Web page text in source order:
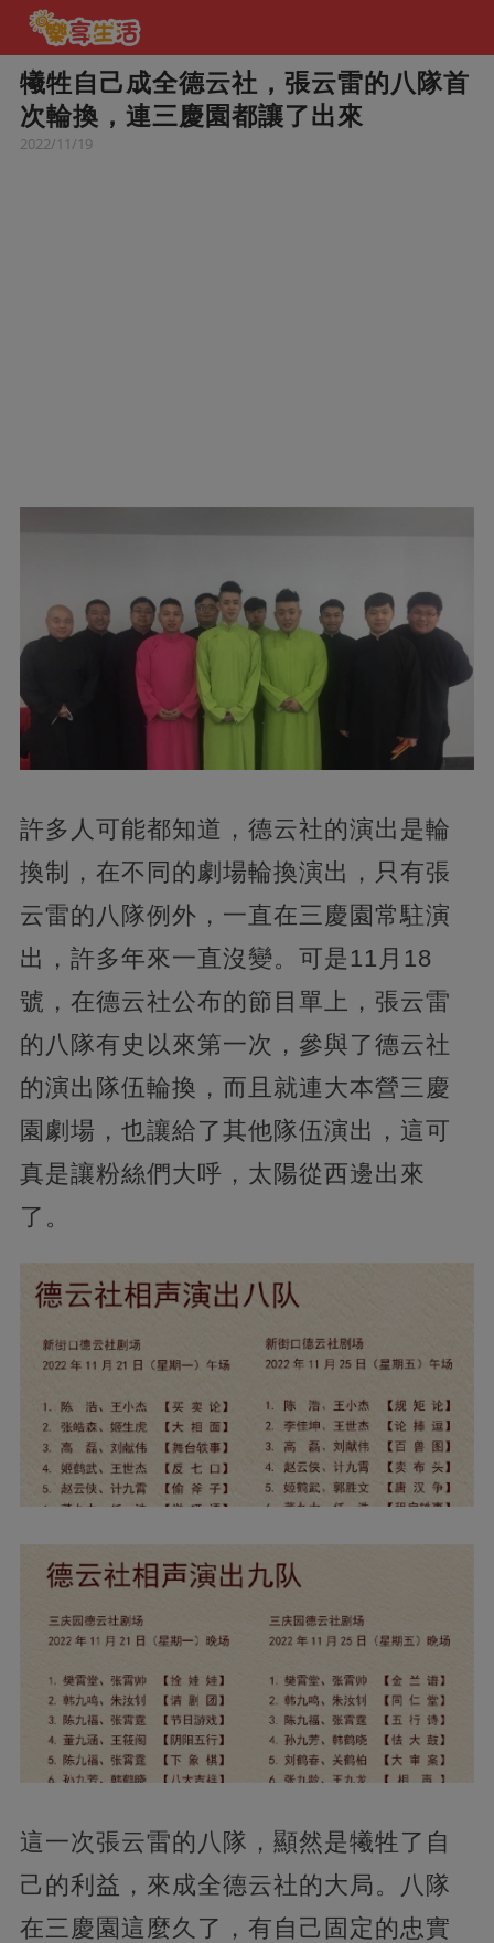
犧牲自己成全德云社，張云雷的八隊首
次輪換，連三慶園都讓了出來
2022/11/19
許多人可能都知道，德云社的演出是輪
換制，在不同的劇場輪換演出，只有張
云雷的八隊例外，一直在三慶園常駐演
出，許多年來一直沒變。可是11月18
號，在德云社公布的節目單上，張云雷
的八隊有史以來第一次，參與了德云社
的演出隊伍輪換，而且就連大本營三慶
園劇場，也讓給了其他隊伍演出，這可
真是讓粉絲們大呼，太陽從西邊出來
了。
這一次張云雷的八隊，顯然是犧牲了自
己的利益，來成全德云社的大局。八隊
在三慶園這麼久了，有自己固定的忠實